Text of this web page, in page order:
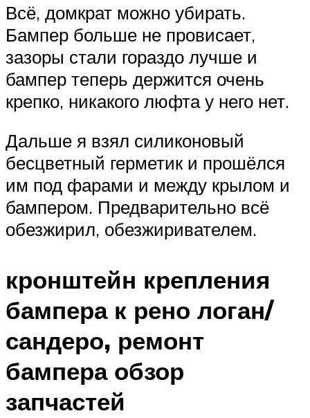
Всё, домкрат можно убирать.
Бампер больше не провисает,
зазоры стали гораздо лучше и
бампер теперь держится очень
крепко, никакого люфта у него нет.
Дальше я взял силиконовый
бесцветный герметик и прошёлся
им под фарами и между крылом и
бампером. Предварительно всё
обезжирил, обезжиривателем.
кронштейн крепления
бампера к рено логан/
сандеро, ремонт
бампера обзор
запчастей